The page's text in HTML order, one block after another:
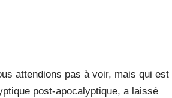
attendions pas à voir, mais qui est
post-apocalyptique, a laissé